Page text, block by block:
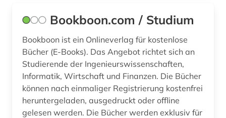
pädagogik (1)
quelle (2)
recht (1)
schule (1)
schätztheorie (1)
Bookboon.com / Studium
Bookboon ist ein Onlineverlag für kostenlose
Bücher (E-Books). Das Angebot richtet sich an
Studierende der Ingenieurswissenschaften,
Informatik, Wirtschaft und Finanzen. Die Bücher
können nach einmaliger Registrierung kostenfrei
heruntergeladen, ausgedruckt oder offline
gelesen werden. Die Bücher werden exklusiv für